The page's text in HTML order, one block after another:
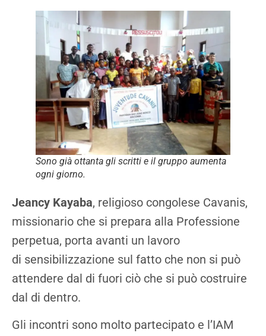
Sono già ottanta gli scritti e il gruppo aumenta
ogni giorno.
Jeancy Kayaba, religioso congolese Cavanis,
missionario che si prepara alla Professione
perpetua, porta avanti un lavoro
di sensibilizzazione sul fatto che non si può
attendere dal di fuori ciò che si può costruire
dal di dentro.
Gli incontri sono molto partecipato e l’IAM